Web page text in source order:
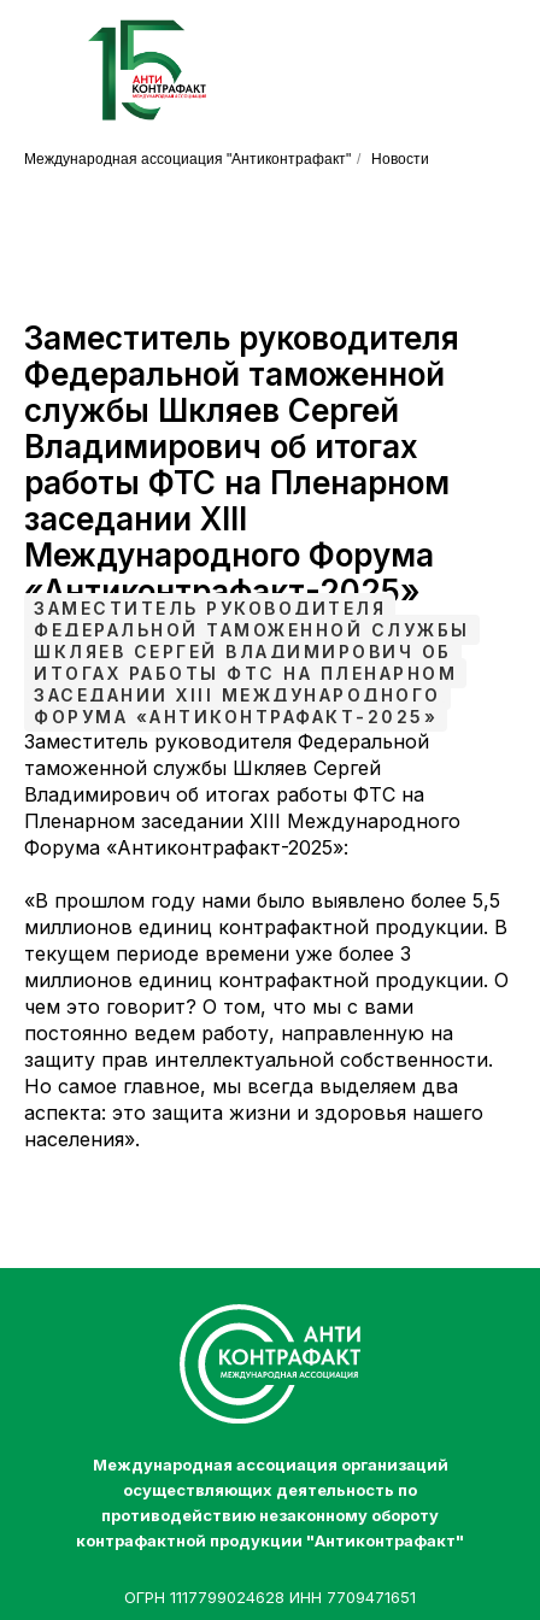
Международная ассоциация "Антиконтрафакт" / Новости
Заместитель руководителя
Федеральной таможенной
службы Шкляев Сергей
Владимирович об итогах
работы ФТС на Пленарном
заседании XIII
Международного Форума
«Антиконтрафакт-2025»
ЗАМЕСТИТЕЛЬ РУКОВОДИТЕЛЯ
ФЕДЕРАЛЬНОЙ ТАМОЖЕННОЙ СЛУЖБЫ
ШКЛЯЕВ СЕРГЕЙ ВЛАДИМИРОВИЧ ОБ
ИТОГАХ РАБОТЫ ФТС НА ПЛЕНАРНОМ
ЗАСЕДАНИИ XIII МЕЖДУНАРОДНОГО
ФОРУМА «АНТИКОНТРАФАКТ-2025»
Заместитель руководителя Федеральной
таможенной службы Шкляев Сергей
Владимирович об итогах работы ФТС на
Пленарном заседании XIII Международного
Форума «Антиконтрафакт-2025»:
«В прошлом году нами было выявлено более 5,5
миллионов единиц контрафактной продукции. В
текущем периоде времени уже более 3
миллионов единиц контрафактной продукции. О
чем это говорит? О том, что мы с вами
постоянно ведем работу, направленную на
защиту прав интеллектуальной собственности.
Но самое главное, мы всегда выделяем два
аспекта: это защита жизни и здоровья нашего
населения».
Международная ассоциация организаций
осуществляющих деятельность по
противодействию незаконному обороту
контрафактной продукции "Антиконтрафакт"
ОГРН 1117799024628 ИНН 7709471651